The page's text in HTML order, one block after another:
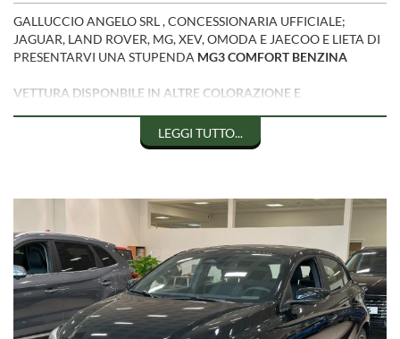
GALLUCCIO ANGELO SRL , CONCESSIONARIA UFFICIALE;
JAGUAR, LAND ROVER, MG, XEV, OMODA E JAECOO E LIETA DI
PRESENTARVI UNA STUPENDA MG3 COMFORT BENZINA
VETTURA DISPONBILE IN ALTRE COLORAZIONE E
!!!! IL PREZZO E' DA CONSIDERARSI PER LA SOLA
7 ANNI UFFICIALE MG
POSSIBILITA' DI TEST DRIVE E PERMUTA USATO
ACCESSORI PRINCIPALI:
VERNICE METALLIZZATA
LEGGI TUTTO...